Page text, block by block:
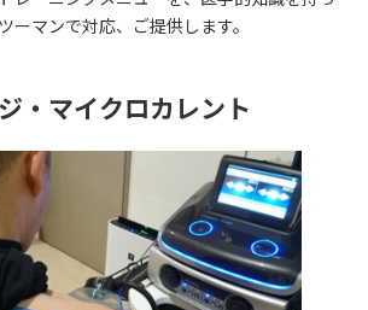
ーマンで対応、ご提供します。
・マイクロカレント